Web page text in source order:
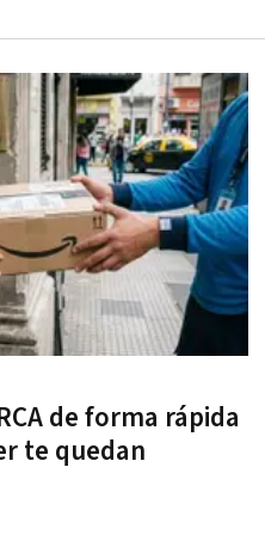
de forma rápida
te quedan